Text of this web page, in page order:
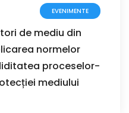
EVENIMENTE
de mediu din
normelor
proceselor-
mediului